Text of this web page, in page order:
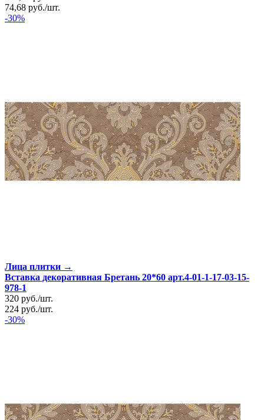
74,68 руб./шт.
-30%
Лица плитки →
Вставка декоративная Бретань 20*60 арт.4-01-1-17-03-15-
978-1
320 руб./шт.
224 руб./шт.
-30%